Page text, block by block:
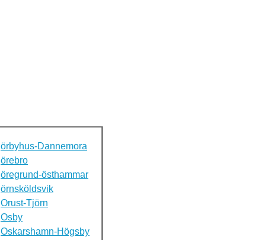
örbyhus-Dannemora
örebro
öregrund-östhammar
örnsköldsvik
Orust-Tjörn
Osby
Oskarshamn-Högsby